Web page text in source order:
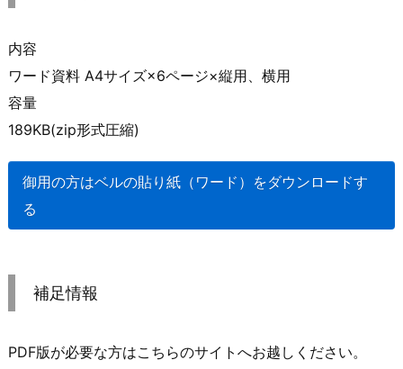
内容
ワード資料 A4サイズ×6ページ×縦用、横用
容量
189KB(zip形式圧縮)
御用の方はベルの貼り紙（ワード）をダウンロードす
る
補足情報
PDF版が必要な方はこちらのサイトへお越しください。